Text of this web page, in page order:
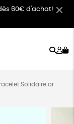
60€ d'achat!
Solidaire or